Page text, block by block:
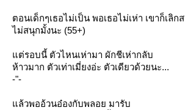
ตอนเด็กๆเธอไม่เป็น พอเธอไม่เห่า เขาก็เลิก
ไม่สนุกมั้งนะ (55+)
ต่รอบนี้ ตัวไหนเห่ามา ผักชีเห่ากลับ
ห้าวมาก ตัวเท่าเมี่ยงอ่ะ ตัวเดียวด้วยนะ...
-"-
ล้วพออ้วนอ๋องกับพลอย มารับ